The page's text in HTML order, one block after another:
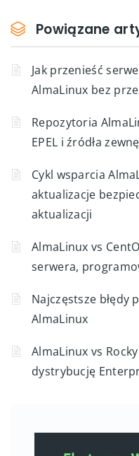
Powiązane
Jak przenieść
AlmaLinux bez
Repozytoria
EPEL i źródła
Cykl wsparcia
aktualizacje
aktualizacji
AlmaLinux vs
serwera,
Najczęstsze błędy
AlmaLinux
AlmaLinux vs
dystrybucję